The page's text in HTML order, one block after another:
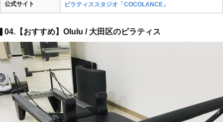
公式サイト ピラティススタジオ「COCOLANCE」
04.【おすすめ】Olulu / 大田区のピラティス